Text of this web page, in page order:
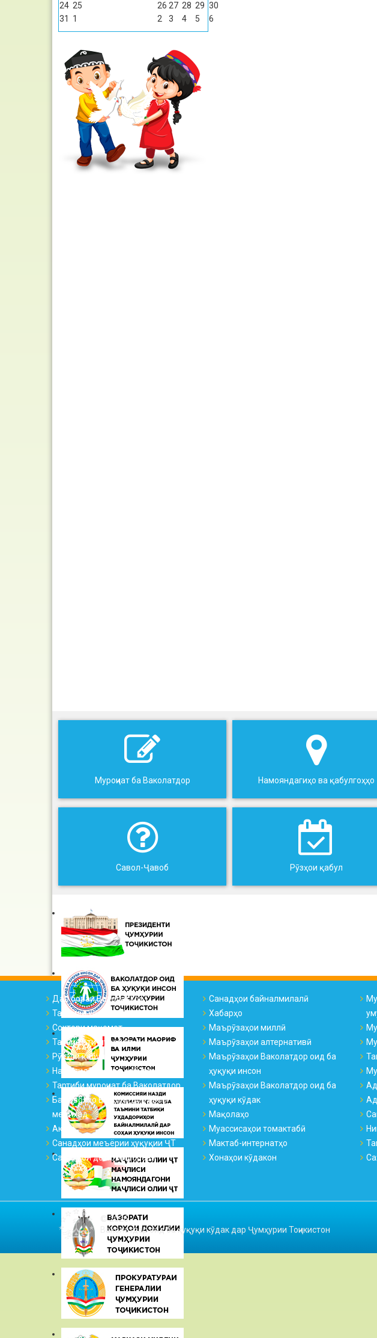
24 25 26 27 28 29 30
31
1 2 3 4 5 6
Муроҷиат ба Ваколатдор
Савол-Ҷавоб
Намояндагиҳо ва қабулгоҳҳо
Рӯзҳои қабул
Дар бораи Ваколатдор
Тарҷумаи ҳоли ВҲК
Сохтори мақомот
Таснифоти муроҷиатҳо
Рӯзҳои қабул
Намояндагиҳо ва қабулгоҳҳо
Тартиби муроҷиат ба Ваколатдор
Ба саволҳо Ваколатдор ҷавоб
медиҳад
Аксҳо
Санадҳои меъёрии ҳуқуқии ҶТ
Санадҳои дохилиидоравӣ
Санадҳои байналмилалӣ
Хабарҳо
Маърӯзаҳои миллӣ
Маърӯзаҳои алтернативӣ
Маърӯзаҳои Ваколатдор оид ба
ҳуқуқи инсон
Маърӯзаҳои Ваколатдор оид ба
ҳуқуқи кӯдак
Мақолаҳо
Муассисаҳои томактабӣ
Мактаб-интернатҳо
Хонаҳои кӯдакон
© 2026
Ваколатдор оид ба ҳуқуқи кӯдак дар Ҷумҳурии Тоҷикистон